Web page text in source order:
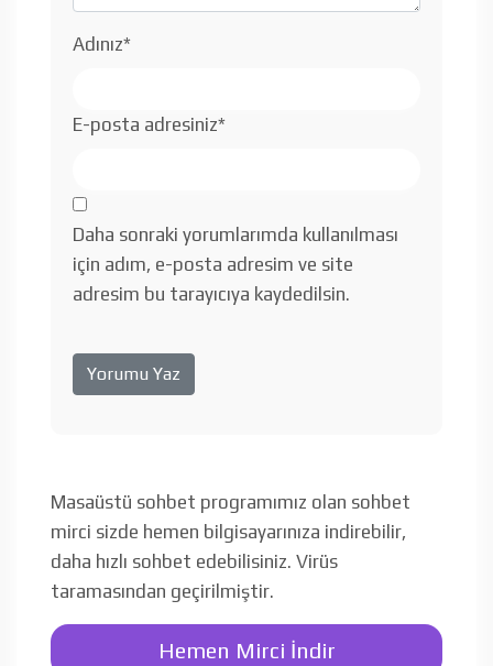
Adınız*
E-posta adresiniz*
Daha sonraki yorumlarımda kullanılması
için adım, e-posta adresim ve site
adresim bu tarayıcıya kaydedilsin.
Masaüstü sohbet programımız olan sohbet
mirci sizde hemen bilgisayarınıza indirebilir,
daha hızlı sohbet edebilisiniz. Virüs
taramasından geçirilmiştir.
Hemen Mirci İndir